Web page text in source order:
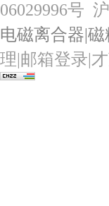
06029996号
电磁离合器|磁
理|邮箱登录|